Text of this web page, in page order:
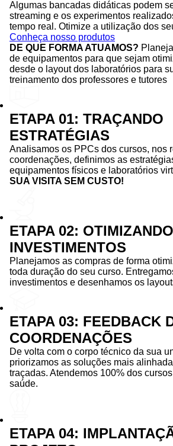
Algumas bancadas didáticas podem
streaming e os experimentos
tempo real. Otimize a utilização dos
Conheça nosso produtos
DE QUE FORMA ATUAMOS?
de equipamentos para que sejam
desde o layout dos laboratórios para
treinamento dos professores e tutores
ETAPA 01: TRAÇANDO
ESTRATÉGIAS
Analisamos os PPCs dos cursos, nos
coordenações, definimos as
equipamentos físicos e laboratórios
SUA VISITA SEM CUSTO!
ETAPA 02: OTIMIZANDO
INVESTIMENTOS
Planejamos as compras de forma
toda duração do seu curso.
investimentos e desenhamos os
ETAPA 03: FEEDBACK
COORDENAÇÕES
De volta com o corpo técnico da sua
priorizamos as soluções mais
traçadas. Atendemos 100% dos
saúde.
ETAPA 04: